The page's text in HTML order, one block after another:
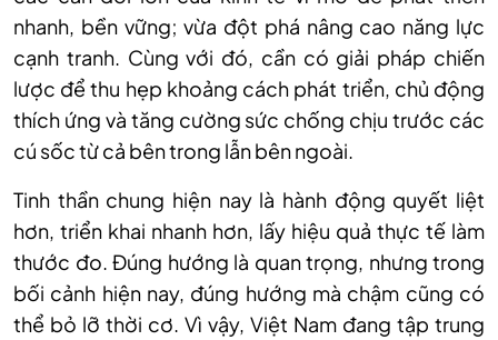
nhanh, bền vững; vừa đột phá nâng cao năng lực
cạnh tranh. Cùng với đó, cần có giải pháp chiến
lược để thu hẹp khoảng cách phát triển, chủ động
thích ứng và tăng cường sức chống chịu trước các
cú sốc từ cả bên trong lẫn bên ngoài.
Tinh thần chung hiện nay là hành động quyết liệt
hơn, triển khai nhanh hơn, lấy hiệu quả thực tế làm
thước đo. Đúng hướng là quan trọng, nhưng trong
bối cảnh hiện nay, đúng hướng mà chậm cũng có
thể bỏ lỡ thời cơ. Vì vậy, Việt Nam đang tập trung